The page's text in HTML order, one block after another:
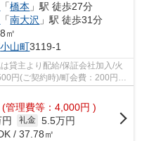
「橋本 」駅 徒歩27分
「南大沢 」駅 徒歩31分
㎡
小山町3119-1
貸主より配給/保証会社加入/火
円(ご契約時)/町会費：200円
(管理費等：4,000円 )
礼金 5.5万円
/ 37.78㎡